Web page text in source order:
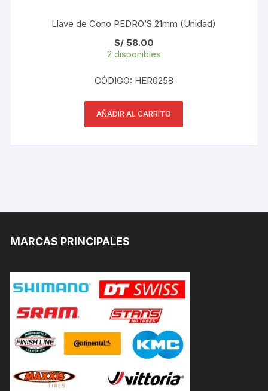
Llave de Cono PEDRO’S 21mm (Unidad)
S/58.00
2 disponibles
CÓDIGO: HER0258
AÑADIR AL CARRITO
MARCAS PRINCIPALES